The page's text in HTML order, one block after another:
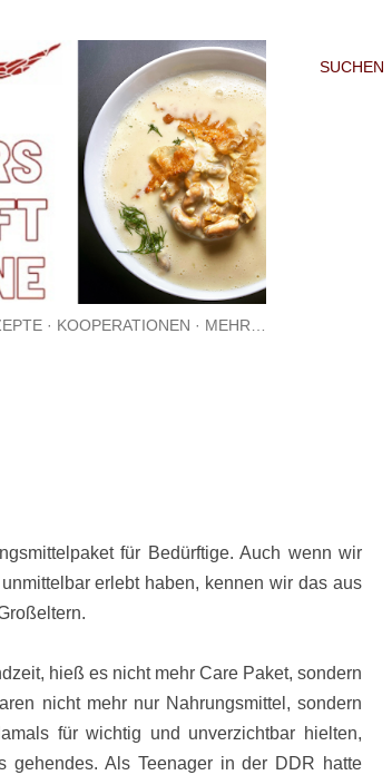
SUCHEN
KOOPERATIONEN MEHR…
für Bedürftige. Auch wenn wir
erlebt haben, kennen wir das aus
hieß es nicht mehr Care Paket, sondern
nicht mehr nur Nahrungsmittel, sondern
für wichtig und unverzichtbar hielten,
gehendes. Als Teenager in der DDR hatte